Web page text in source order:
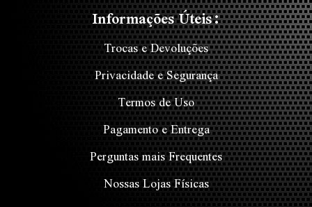
Informações Úteis:
Trocas e Devoluções
Privacidade e Segurança
Termos de Uso
Pagamento e Entrega
Perguntas mais Frequentes
Nossas Lojas Físicas